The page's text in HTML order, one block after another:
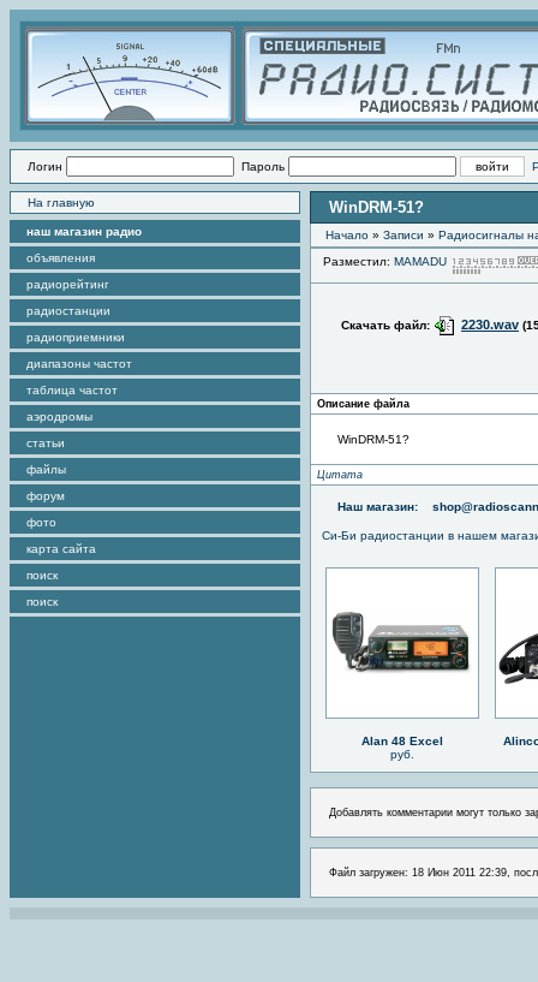
Логин Пароль
На главную
наш магазин радио
объявления
радиорейтинг
радиостанции
радиоприемники
диапазоны частот
таблица частот
аэродромы
статьи
файлы
форум
фото
карта сайта
поиск
поиск
WinDRM-51?
Начало » Записи » Радиоcигналы
Разместил: MAMADU
Скачать файл: 2230.wav
Описание файла
WinDRM-51?
Цитата
Наш магазин:
Си-Би радиостанции в нашем
Alan 48 Excel
руб.
Добавлять комментарии могут только
Файл загружен: 18 Июн 2011 22:39,